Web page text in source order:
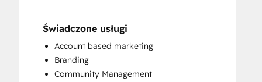
Świadczone usługi
Account based marketing
Branding
Community Management